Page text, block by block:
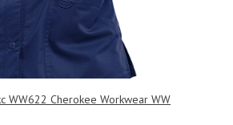
WW622 Cherokee Workwear WW